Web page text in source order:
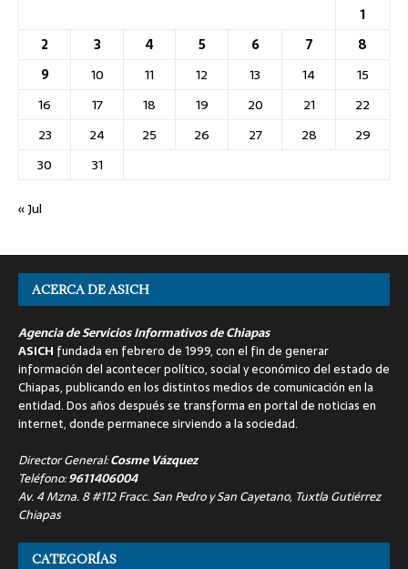
1
2
3 4 5 6 7
8
9
10 11 12 13 14
15
16
17 18 19 20 21
22
23
24 25 26 27 28
29
30
31
« Jul
ACERCA DE ASICH
Agencia de Servicios Informativos de Chiapas
ASICH fundada en febrero de 1999, con el fin de generar
información del acontecer político, social y económico del estado de
Chiapas, publicando en los distintos medios de comunicación en la
entidad. Dos años después se transforma en portal de noticias en
internet, donde permanece sirviendo a la sociedad.
Director General:Cosme Vázquez
Teléfono:9611406004
Av. 4 Mzna. 8 #112 Fracc. San Pedro y San Cayetano, Tuxtla Gutiérrez
Chiapas
CATEGORÍAS